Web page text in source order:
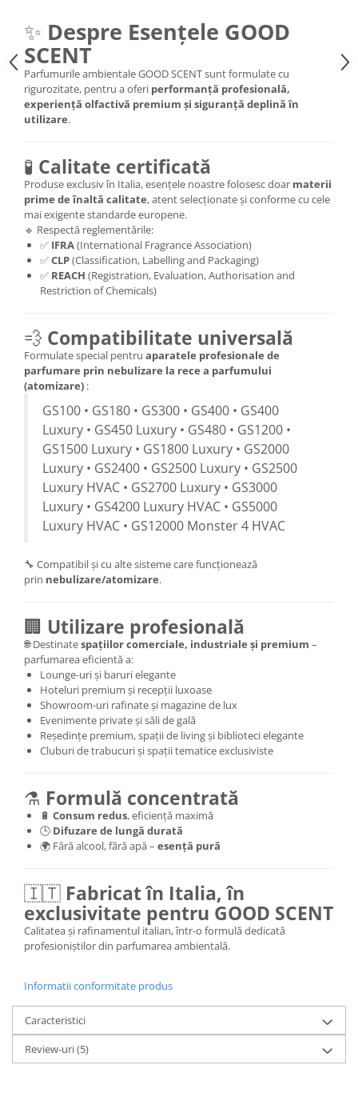
✨ Despre Esențele GOOD
SCENT
Parfumurile ambientale GOOD SCENT sunt formulate cu
rigurozitate, pentru a oferi performanță profesională,
experiență olfactivă premium și siguranță deplină în
utilizare.
🧪 Calitate certificată
Produse exclusiv în Italia, esențele noastre folosesc doar materii
prime de înaltă calitate, atent selecționate și conforme cu cele
mai exigente standarde europene.
🔹 Respectă reglementările:
✅ IFRA(International Fragrance Association)
✅CLP(Classification, Labelling and Packaging)
✅ REACH (Registration, Evaluation, Authorisation and
Restriction of Chemicals)
💨 Compatibilitate universală
Formulate special pentru aparatele profesionale de
parfumare prin nebulizare la rece a parfumului
(atomizare) :
GS100 • GS180 • GS300 • GS400 • GS400
Luxury • GS450 Luxury • GS480 • GS1200 •
GS1500 Luxury • GS1800 Luxury • GS2000
Luxury • GS2400 • GS2500 Luxury • GS2500
Luxury HVAC • GS2700 Luxury • GS3000
Luxury • GS4200 Luxury HVAC • GS5000
Luxury HVAC • GS12000 Monster 4 HVAC
🔧 Compatibil și cu alte sisteme care funcționează
prin nebulizare/atomizare.
🏢 Utilizare profesională
🌐 Destinatespațiilor comerciale, industriale și premium –
parfumarea eficientă a:
Lounge-uri și baruri elegante
Hoteluri premium și recepții luxoase
Showroom-uri rafinate și magazine de lux
Evenimente private și săli de gală
Reședințe premium, spații de living și biblioteci elegante
Cluburi de trabucuri și spații tematice exclusiviste
⚗️ Formulă concentrată
🔋 Consum redus, eficiență maximă
🕒 Difuzare de lungă durată
🌍 Fără alcool, fără apă – esență pură
🇮🇹 Fabricat în Italia, în
exclusivitate pentru GOOD SCENT
Calitatea și rafinamentul italian, într-o formulă dedicată
profesioniștilor din parfumarea ambientală.
Informatii conformitate produs
Caracteristici
Review-uri(5)